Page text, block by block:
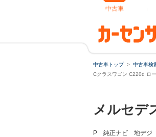
中古車
Cクラスワゴン
中古車トップ
中古車検
Cクラスワゴン C220d ロ
メルセデ
P 純正ナビ 地デジ